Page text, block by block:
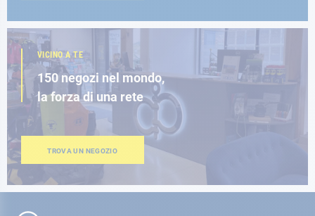
VICINO A TE
150 negozi nel mondo,
la forza di una rete
TROVA UN NEGOZIO